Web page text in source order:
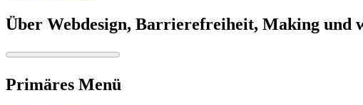
Über Webdesign, Barrierefreiheit, Making und
Primäres Menü